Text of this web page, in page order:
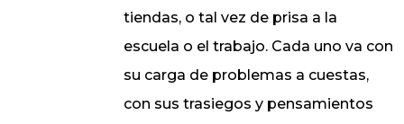
tiendas, o tal vez de prisa a la
escuela o el trabajo. Cada uno va con
su carga de problemas a cuestas,
con sus trasiegos y pensamientos